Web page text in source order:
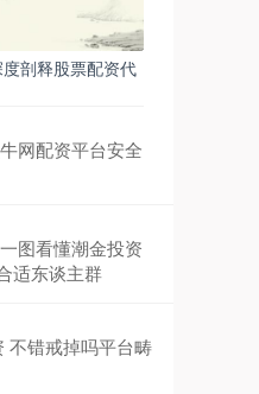
剖释股票配资代
网配资平台安全
图看懂潮金投资
适东谈主群
不错戒掉吗平台畴